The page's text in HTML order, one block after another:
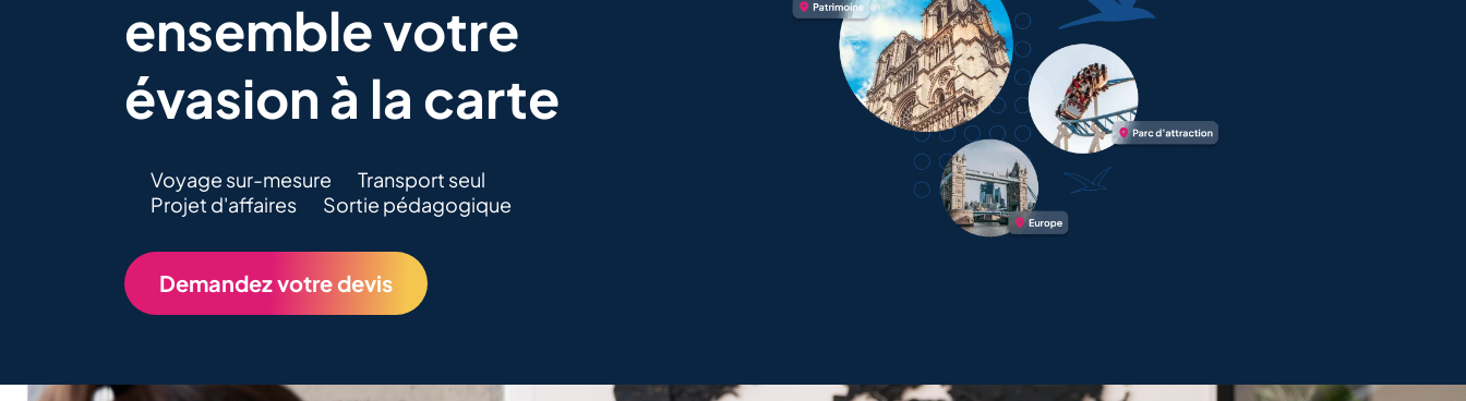
ensemble votre
évasion à la carte
Voyage sur-mesure
Transport seul
Projet d'affaires
Sortie pédagogique
Demandez votre devis